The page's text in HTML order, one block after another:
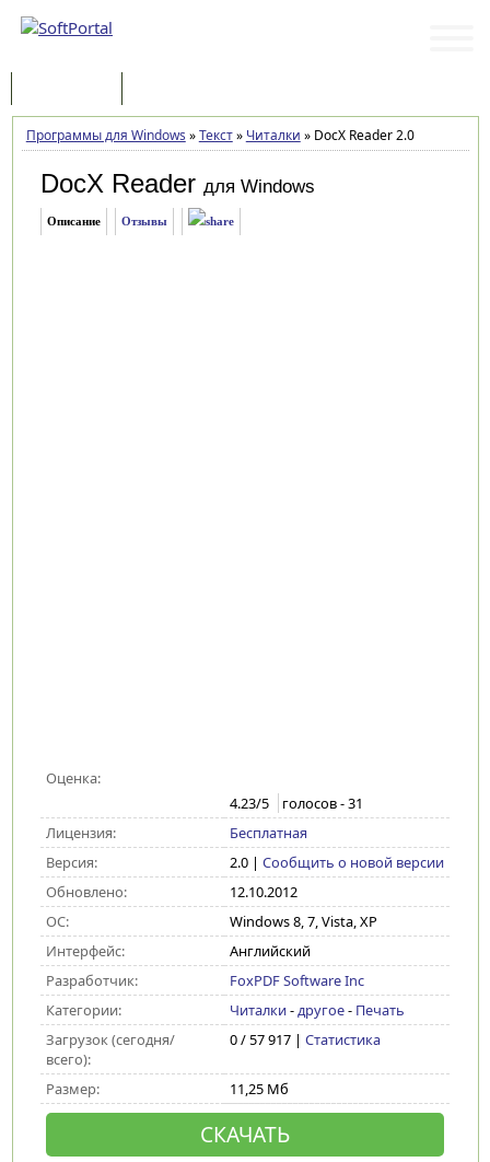
Программы для Windows »Текст» Читалки »DocX Reader 2.0
DocX Reader для Windows
Описание Отзывы
Оценка:
4.23/5 голосов -31
Лицензия:
Бесплатная
Версия:
2.0| Сообщить о новой версии
Обновлено:
12.10.2012
ОС:
Windows 8, 7, Vista, XP
Интерфейс:
Английский
Разработчик:
FoxPDF Software Inc
Категории:
Читалки-другое- Печать
Загрузок (сегодня/
всего):
0 / 57 917 | Статистика
Размер: 11,25 Мб
СКАЧАТЬ